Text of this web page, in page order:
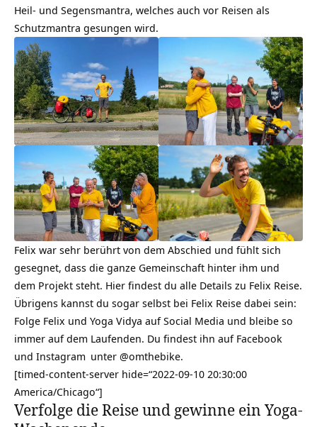
Heil- und Segensmantra, welches auch vor Reisen als
Schutzmantra gesungen wird.
Felix war sehr berührt von dem Abschied und fühlt sich
gesegnet, dass die ganze Gemeinschaft hinter ihm und
dem Projekt steht. Hier findest du alle Details zu Felix Reise.
Übrigens kannst du sogar selbst bei Felix Reise dabei sein:
Folge Felix und Yoga Vidya auf Social Media und bleibe so
immer auf dem Laufenden. Du findest ihn auf Facebook
und Instagram unter @omthebike.
[timed-content-server hide=“2022-09-10 20:30:00
America/Chicago“]
Verfolge die Reise und gewinne ein Yoga-